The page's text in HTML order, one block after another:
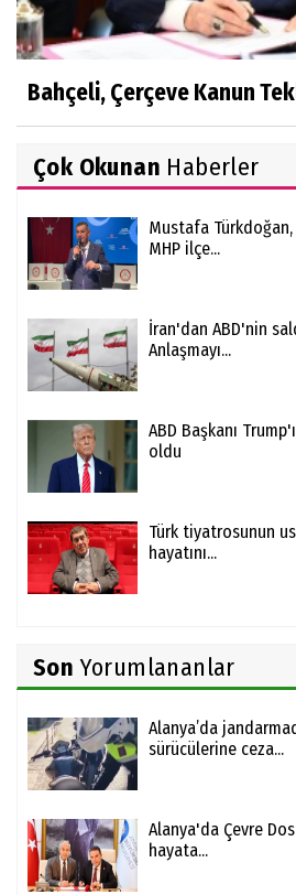
Bahçeli, Çerçeve Kanun
Çok Okunan Haberler
Mustafa
MHP ilçe...
İran'dan ABD'nin
Anlaşmayı...
ABD Başkanı
oldu
Türk tiyatrosunun
hayatını...
Son Yorumlananlar
Alanya’da
sürücülerine ceza...
Alanya'da Çevre
hayata...